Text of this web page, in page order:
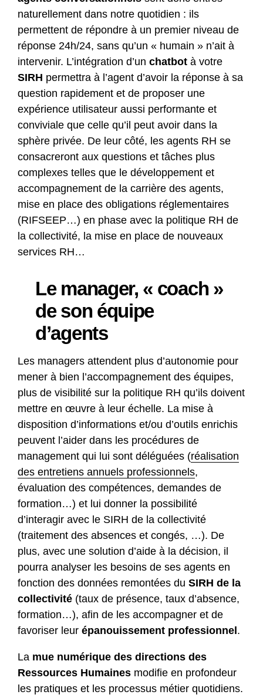
naturellement dans notre quotidien : ils
permettent de répondre à un premier niveau de
réponse 24h/24, sans qu’un « humain » n’ait à
intervenir. L’intégration d’un chatbot à votre
SIRH permettra à l’agent d’avoir la réponse à sa
question rapidement et de proposer une
expérience utilisateur aussi performante et
conviviale que celle qu’il peut avoir dans la
sphère privée. De leur côté, les agents RH se
consacreront aux questions et tâches plus
complexes telles que le développement et
accompagnement de la carrière des agents,
mise en place des obligations réglementaires
(RIFSEEP…) en phase avec la politique RH de
la collectivité, la mise en place de nouveaux
services RH…
Le manager, « coach »
de son équipe
d’agents
Les managers attendent plus d’autonomie pour
mener à bien l’accompagnement des équipes,
plus de visibilité sur la politique RH qu’ils doivent
mettre en œuvre à leur échelle. La mise à
disposition d’informations et/ou d’outils enrichis
peuvent l’aider dans les procédures de
management qui lui sont déléguées (réalisation
des entretiens annuels professionnels,
évaluation des compétences, demandes de
formation…) et lui donner la possibilité
d’interagir avec le SIRH de la collectivité
(traitement des absences et congés, …). De
plus, avec une solution d’aide à la décision, il
pourra analyser les besoins de ses agents en
fonction des données remontées du SIRH de la
collectivité (taux de présence, taux d’absence,
formation…), afin de les accompagner et de
favoriser leur épanouissement professionnel .
La mue numérique des directions des
Ressources Humaines modifie en profondeur
les pratiques et les processus métier quotidiens.